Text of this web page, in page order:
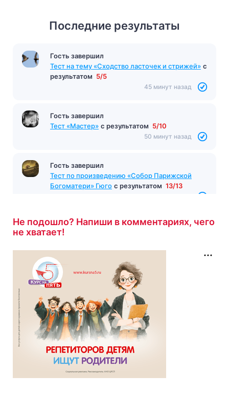
Последние результаты
Гость завершил
Тест Золотые слова (Зощенко) с результатом
4/10
44 минуты назад
Гость завершил
Тест на тему «Сходство ласточек и стрижей»
Гость завершил
с результатом 5/10
Гость завершил
Тест по произведению «Собор Парижской
Не подошло? Напиши в комментариях, чего
не хватает!